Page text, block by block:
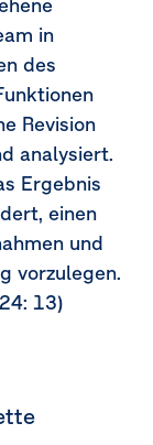
in
des
Revision
analysiert.
Ergebnis
einen
und
vorzulegen.
13)